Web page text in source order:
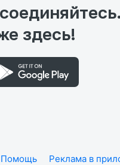
здесь!
Помощь Реклама в